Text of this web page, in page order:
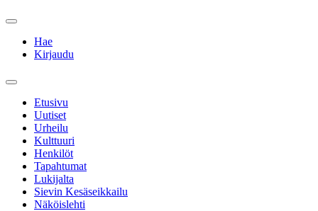
Hae
Kirjaudu
Etusivu
Uutiset
Urheilu
Kulttuuri
Henkilöt
Tapahtumat
Lukijalta
Sievin Kesäseikkailu
Näköislehti